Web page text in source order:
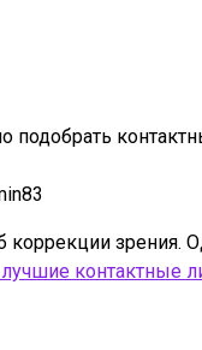
подобрать
зрения.
контактные